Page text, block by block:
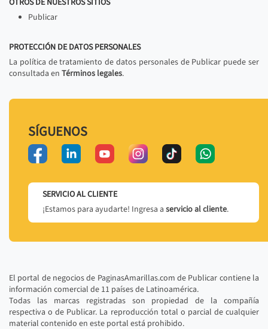
OTROS DE NUESTROS SITIOS
Publicar
PROTECCIÓN DE DATOS PERSONALES
La política de tratamiento de datos personales de Publicar puede ser
consultada en Términos legales.
SÍGUENOS
SERVICIO AL CLIENTE
¡Estamos para ayudarte! Ingresa a servicio al cliente.
El portal de negocios de PaginasAmarillas.com de Publicar contiene la
información comercial de 11 países de Latinoamérica.
Todas las marcas registradas son propiedad de la compañía
respectiva o de Publicar. La reproducción total o parcial de cualquier
material contenido en este portal está prohibido.